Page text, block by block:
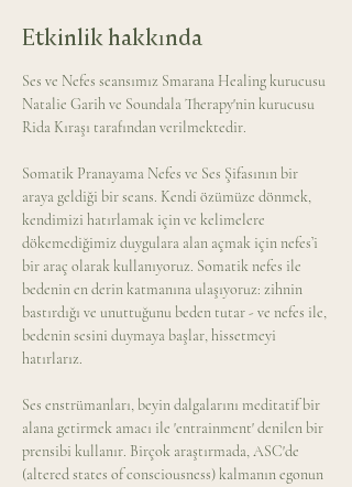
Etkinlik hakkında
Ses ve Nefes seansımız Smarana Healing kurucusu
Natalie Garih ve Soundala Therapy'nin kurucusu
Rida Kıraşı tarafından verilmektedir.
Somatik Pranayama Nefes ve Ses Şifasının bir
araya geldiği bir seans. Kendi özümüze dönmek,
kendimizi hatırlamak için ve kelimelere
dökemediğimiz duygulara alan açmak için nefes’i
bir araç olarak kullanıyoruz. Somatik nefes ile
bedenin en derin katmanına ulaşıyoruz: zihnin
bastırdığı ve unuttuğunu beden tutar - ve nefes ile,
bedenin sesini duymaya başlar, hissetmeyi
hatırlarız.
Ses enstrümanları, beyin dalgalarını meditatif bir
alana getirmek amacı ile 'entrainment' denilen bir
prensibi kullanır. Birçok araştırmada, ASC'de
(altered states of consciousness) kalmanın egonun